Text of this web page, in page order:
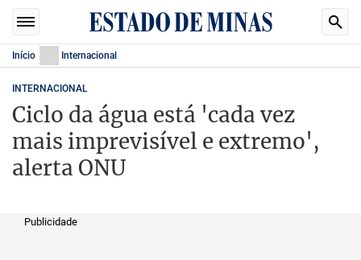
Início Internacional
INTERNACIONAL
Ciclo da água está 'cada vez
mais imprevisível e extremo',
alerta ONU
Publicidade